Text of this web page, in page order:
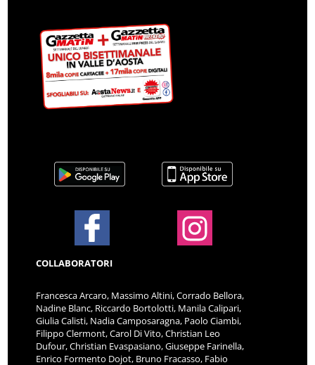
COLLABORATORI
Francesca Arcaro, Massimo Altini, Corrado Bellora,
Nadine Blanc, Riccardo Bortolotti, Manila Calipari,
Giulia Calisti, Nadia Camposaragna, Paolo Ciambi,
Filippo Clermont, Carol Di Vito, Christian Leo
Dufour, Christian Evaspasiano, Giuseppe Farinella,
Enrico Formento Dojot, Bruno Fracasso, Fabio